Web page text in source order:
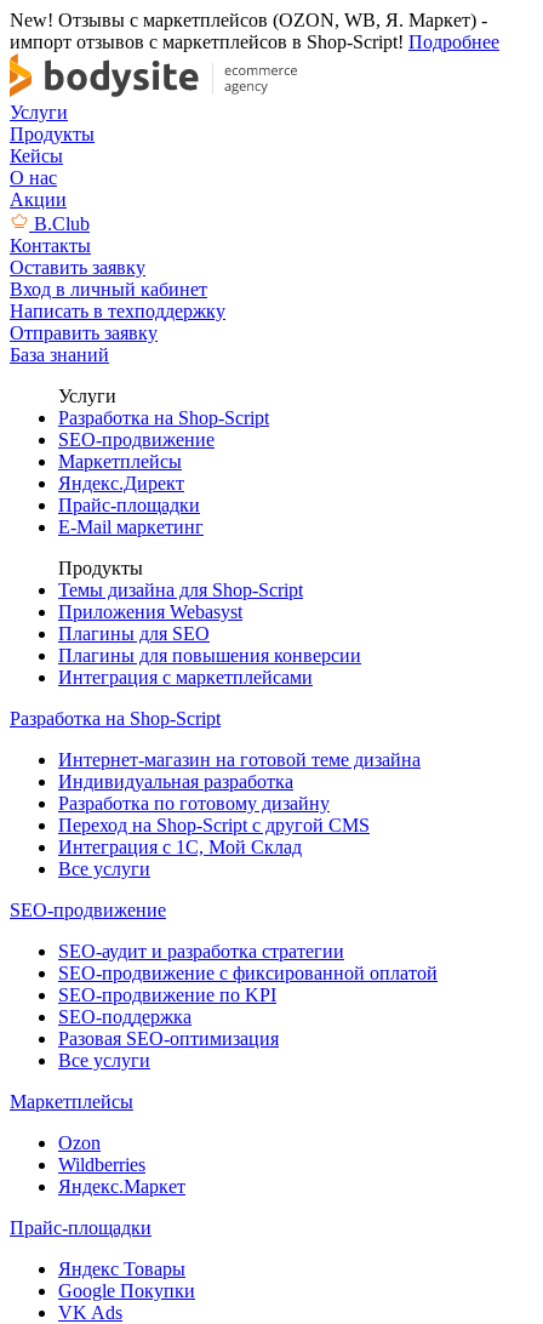
New! Отзывы с маркетплейсов (OZON, WB, Я. Маркет) -
импорт отзывов с маркетплейсов в Shop-Script! Подробнее
Услуги
Продукты
Кейсы
О нас
Акции
B.Club
Контакты
Оставить заявку
Вход в личный кабинет
Написать в техподдержку
Отправить заявку
База знаний
Услуги
Разработка на Shop-Script
SEO-продвижение
Маркетплейсы
Яндекс.Директ
Прайс-площадки
E-Mail маркетинг
Продукты
Темы дизайна для Shop-Script
Приложения Webasyst
Плагины для SEO
Плагины для повышения конверсии
Интеграция с маркетплейсами
Разработка на Shop-Script
Интернет-магазин на готовой теме дизайна
Индивидуальная разработка
Разработка по готовому дизайну
Переход на Shop-Script с другой CMS
Интеграция с 1С, Мой Склад
Все услуги
SEO-продвижение
SEO-аудит и разработка стратегии
SEO-продвижение с фиксированной оплатой
SEO-продвижение по KPI
SEO-поддержка
Разовая SEO-оптимизация
Все услуги
Маркетплейсы
Ozon
Wildberries
Яндекс.Маркет
Прайс-площадки
Яндекс Товары
Google Покупки
VK Ads